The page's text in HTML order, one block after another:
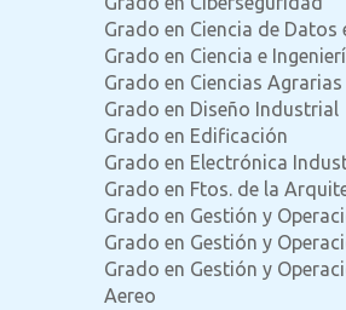
Grado en Ciencia de
Grado en Ciencia e
Grado en Ciencias
Grado en Diseño Industrial
Grado en Edificación
Grado en Electrónica
Grado en Ftos. de la
Grado en Gestión y
Grado en Gestión y
Grado en Gestión y
Aereo